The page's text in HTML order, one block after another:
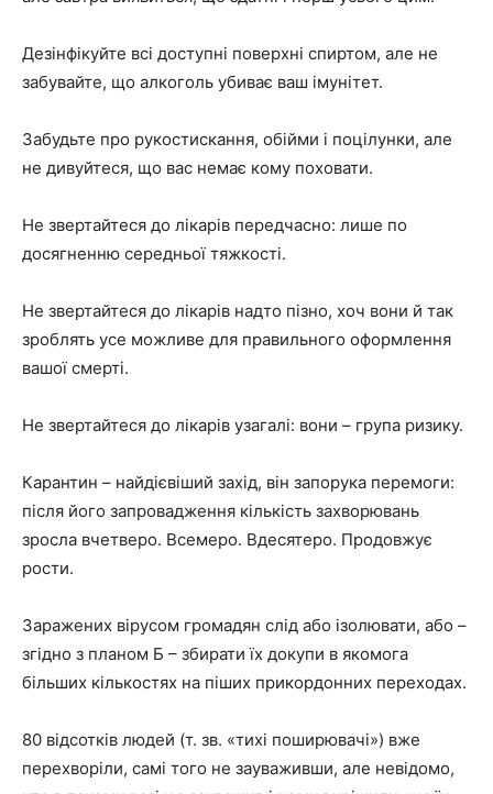
Дезінфікуйте всі доступні поверхні спиртом, але не
забувайте, що алкоголь убиває ваш імунітет.
Забудьте про рукостискання, обійми і поцілунки, але
не дивуйтеся, що вас немає кому поховати.
Не звертайтеся до лікарів передчасно: лише по
досягненню середньої тяжкості.
Не звертайтеся до лікарів надто пізно, хоч вони й так
зроблять усе можливе для правильного оформлення
вашої смерті.
Не звертайтеся до лікарів узагалі: вони – група ризику.
Карантин – найдієвіший захід, він запорука перемоги:
після його запровадження кількість захворювань
зросла вчетверо. Всемеро. Вдесятеро. Продовжує
рости.
Заражених вірусом громадян слід або ізолювати, або –
згідно з планом Б – збирати їх докупи в якомога
більших кількостях на піших прикордонних переходах.
80 відсотків людей (т. зв. «тихі поширювачі») вже
перехворіли, самі того не зауваживши, але невідомо,